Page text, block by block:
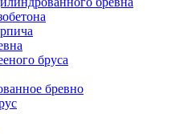
бруса
бревно